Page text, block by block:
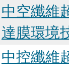
中空纖維
達膜環境
中控纖維